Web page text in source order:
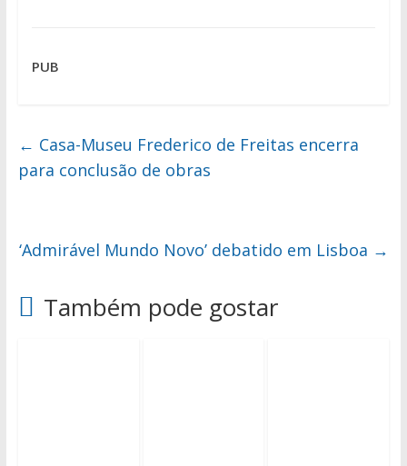
PUB
← Casa-Museu Frederico de Freitas encerra
para conclusão de obras
‘Admirável Mundo Novo’ debatido em Lisboa →
Também pode gostar